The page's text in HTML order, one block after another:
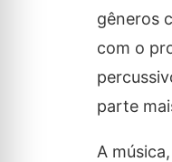
gêneros
com o
parte
A